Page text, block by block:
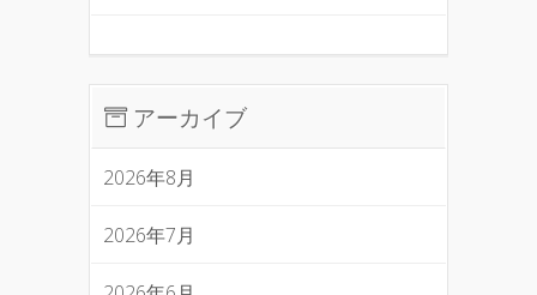
アーカイブ
2026年8月
2026年7月